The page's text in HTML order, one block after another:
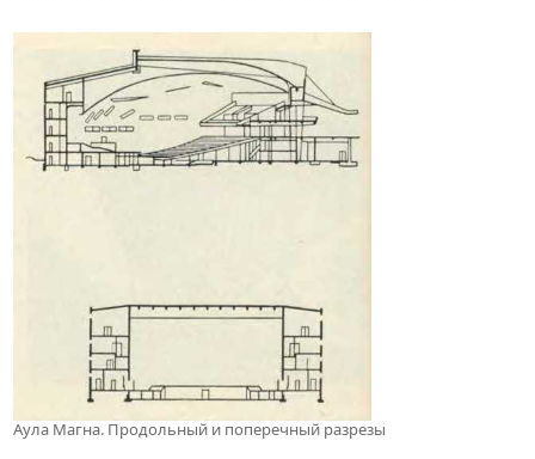
Аула Магна. Продольный и поперечный разрезы